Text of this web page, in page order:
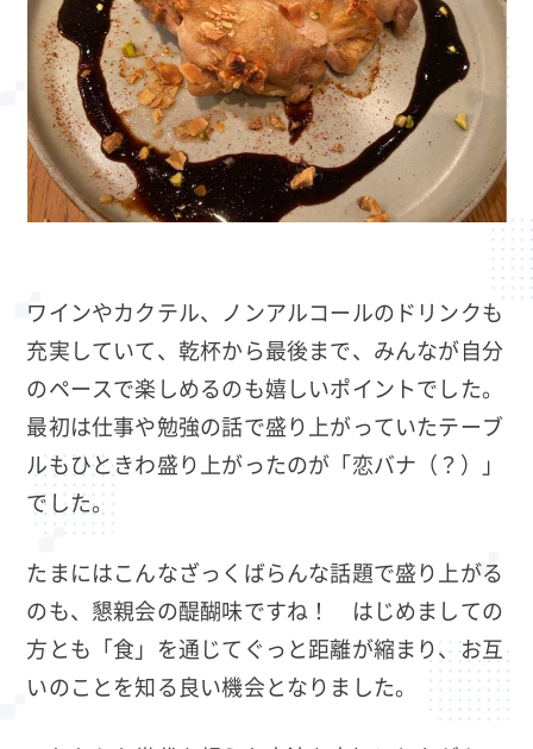
ワインやカクテル、ノンアルコールのドリンクも
充実していて、乾杯から最後まで、みんなが自分
のペースで楽しめるのも嬉しいポイントでした。
最初は仕事や勉強の話で盛り上がっていたテーブ
ルもひときわ盛り上がったのが「恋バナ（？）」
でした。
たまにはこんなざっくばらんな話題で盛り上がる
のも、懇親会の醍醐味ですね！ はじめましての
方とも「食」を通じてぐっと距離が縮まり、お互
いのことを知る良い機会となりました。